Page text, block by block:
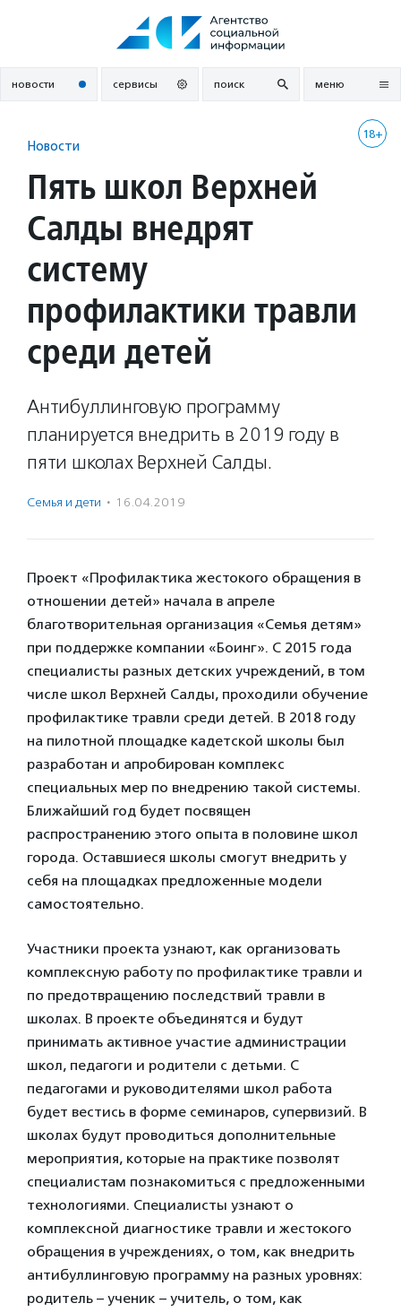
новости сервисы поиск меню
18+
Новости
Пять школ Верхней
Салды внедрят
систему
профилактики травли
среди детей
Антибуллинговую программу
планируется внедрить в 2019 году в
пяти школах Верхней Салды.
Семья и дети · 16.04.2019
Проект «Профилактика жестокого обращения в
отношении детей» начала в апреле
благотворительная организация «Семья детям»
при поддержке компании «Боинг». С 2015 года
специалисты разных детских учреждений, в том
числе школ Верхней Салды, проходили обучение
профилактике травли среди детей. В 2018 году
на пилотной площадке кадетской школы был
разработан и апробирован комплекс
специальных мер по внедрению такой системы.
Ближайший год будет посвящен
распространению этого опыта в половине школ
города. Оставшиеся школы смогут внедрить у
себя на площадках предложенные модели
самостоятельно.
Участники проекта узнают, как организовать
комплексную работу по профилактике травли и
по предотвращению последствий травли в
школах. В проекте объединятся и будут
принимать активное участие администрации
школ, педагоги и родители с детьми. С
педагогами и руководителями школ работа
будет вестись в форме семинаров, супервизий. В
школах будут проводиться дополнительные
мероприятия, которые на практике позволят
специалистам познакомиться с предложенными
технологиями. Специалисты узнают о
комплексной диагностике травли и жестокого
обращения в учреждениях, о том, как внедрить
антибуллинговую программу на разных уровнях:
родитель – ученик – учитель, о том, как